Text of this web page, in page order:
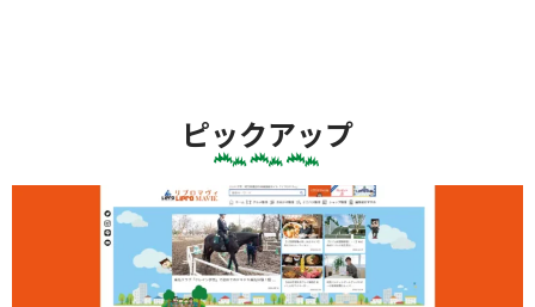
ピックアップ